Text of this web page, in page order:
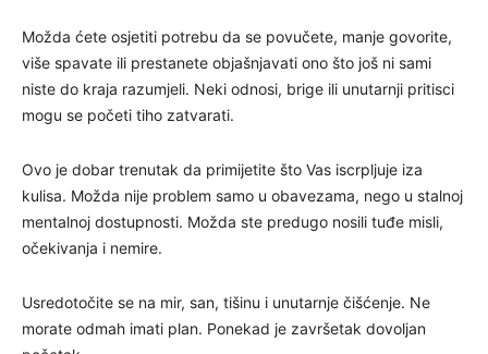
Možda ćete osjetiti potrebu da se povučete, manje govorite,
više spavate ili prestanete objašnjavati ono što još ni sami
niste do kraja razumjeli. Neki odnosi, brige ili unutarnji pritisci
mogu se početi tiho zatvarati.
Ovo je dobar trenutak da primijetite što Vas iscrpljuje iza
kulisa. Možda nije problem samo u obavezama, nego u stalnoj
mentalnoj dostupnosti. Možda ste predugo nosili tuđe misli,
očekivanja i nemire.
Usredotočite se na mir, san, tišinu i unutarnje čišćenje. Ne
morate odmah imati plan. Ponekad je završetak dovoljan